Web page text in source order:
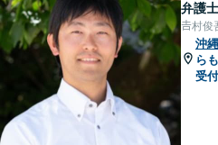
弁護士
𠮷村俊
沖
ら
受